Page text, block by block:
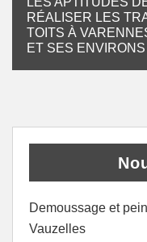
RÉALISER LES
TOITS À
ET SES ENVIRONS
Demoussage et
Vauzelles